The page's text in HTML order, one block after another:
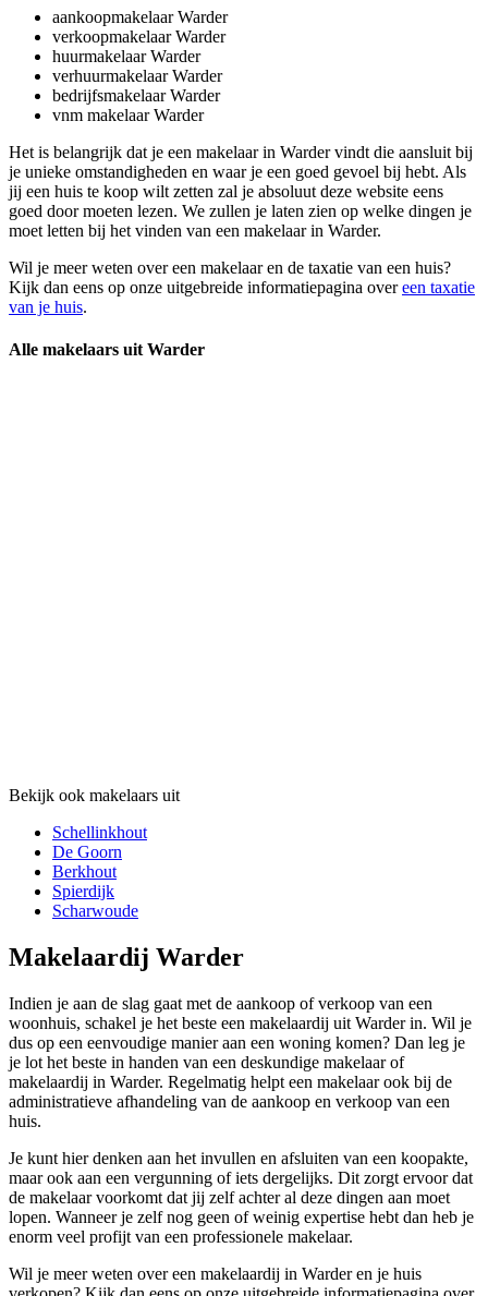
aankoopmakelaar Warder
verkoopmakelaar Warder
huurmakelaar Warder
verhuurmakelaar Warder
bedrijfsmakelaar Warder
vnm makelaar Warder
Het is belangrijk dat je een makelaar in Warder vindt die aansluit bij
je unieke omstandigheden en waar je een goed gevoel bij hebt. Als
jij een huis te koop wilt zetten zal je absoluut deze website eens
goed door moeten lezen. We zullen je laten zien op welke dingen je
moet letten bij het vinden van een makelaar in Warder.
Wil je meer weten over een makelaar en de taxatie van een huis?
Kijk dan eens op onze uitgebreide informatiepagina overeen taxatie
van je huis.
Alle makelaars uit Warder
Bekijk ook makelaars uit
Schellinkhout
De Goorn
Berkhout
Spierdijk
Scharwoude
Makelaardij Warder
Indien je aan de slag gaat met de aankoop of verkoop van een
woonhuis, schakel je het beste een makelaardij uit Warder in. Wil je
dus op een eenvoudige manier aan een woning komen? Dan leg je
je lot het beste in handen van een deskundige makelaar of
makelaardij in Warder. Regelmatig helpt een makelaar ook bij de
administratieve afhandeling van de aankoop en verkoop van een
huis.
Je kunt hier denken aan het invullen en afsluiten van een koopakte,
maar ook aan een vergunning of iets dergelijks. Dit zorgt ervoor dat
de makelaar voorkomt dat jij zelf achter al deze dingen aan moet
lopen. Wanneer je zelf nog geen of weinig expertise hebt dan heb je
enorm veel profijt van een professionele makelaar.
Wil je meer weten over een makelaardij in Warder en je huis